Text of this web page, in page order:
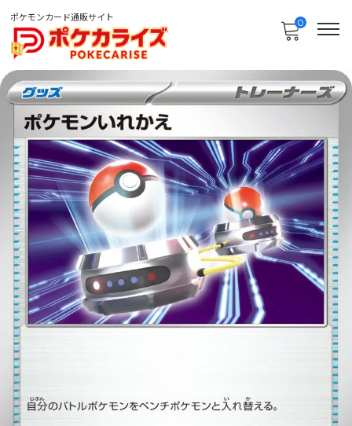
ポケモンカード通販サイト 0